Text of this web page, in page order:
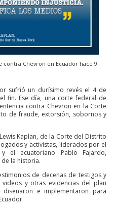
contra Chevron en Ecuador hace 9
sufrió un durísimo revés el 4 de
fin. Ese día, una corte federal de
contra Chevron en la Corte
de fraude, extorsión, sobornos y
Kaplan, de la Corte del Distrito
y activistas, liderados por el
y el ecuatoriano Pablo Fajardo,
la historia.
de decenas de testigos y
y otras evidencias del plan
e implementaron para